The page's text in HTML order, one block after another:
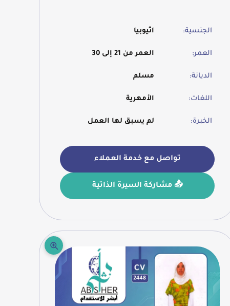
الجنسية: اثيوبيا
العمر: العمر من 21 إلى 30
الديانة: مسلم
اللغات: الأمهرية
الخبرة: لم يسبق لها العمل
تواصل مع خدمة العملاء
📤 مشاركة السيرة الذاتية